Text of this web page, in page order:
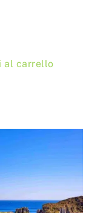
al carrello